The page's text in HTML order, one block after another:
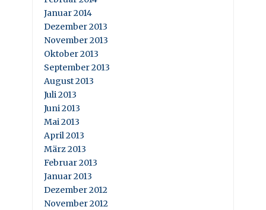
Januar 2014
Dezember 2013
November 2013
Oktober 2013
September 2013
August 2013
Juli 2013
Juni 2013
Mai 2013
April 2013
März 2013
Februar 2013
Januar 2013
Dezember 2012
November 2012